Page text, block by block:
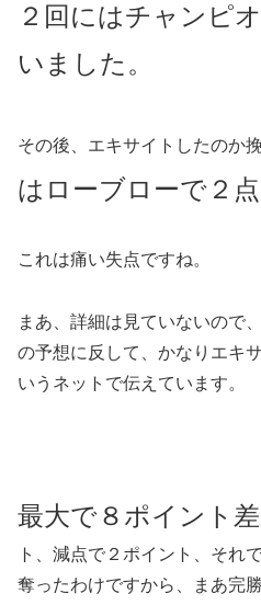
２回にはチャンピ
いました。
その後、エキサイトしたのか
はローブローで２
これは痛い失点ですね。
まあ、詳細は見ていないので
の予想に反して、かなりエキ
いうネットで伝えています。
最大で８ポイント差
ト、減点で２ポイント、それ
奪ったわけですから、まあ完